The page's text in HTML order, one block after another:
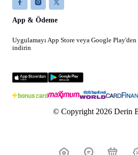
App & Ödeme
Uygulamayı App Store veya Google Play'den
indirin
© Copyright 2026 Derin